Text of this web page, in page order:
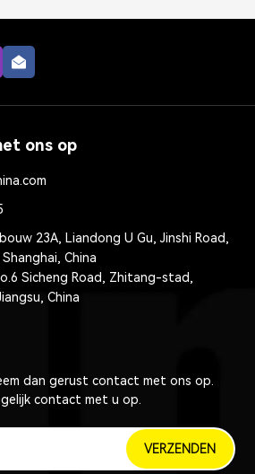
ons op
23A, Liandong U Gu, Jinshi Road,
China
Sicheng Road, Zhitang-stad,
China
dan gerust contact met ons op.
contact met u op.
VERZENDEN